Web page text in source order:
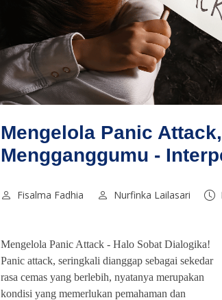
Mengelola Panic
Mengganggumu -
Fisalma Fadhia Nurfinka Lailasari
Mengelola Panic Attack - Halo Sobat Dialogika!
Panic attack, seringkali dianggap sebagai sekedar
rasa cemas yang berlebih, nyatanya merupakan
kondisi yang memerlukan pemahaman dan